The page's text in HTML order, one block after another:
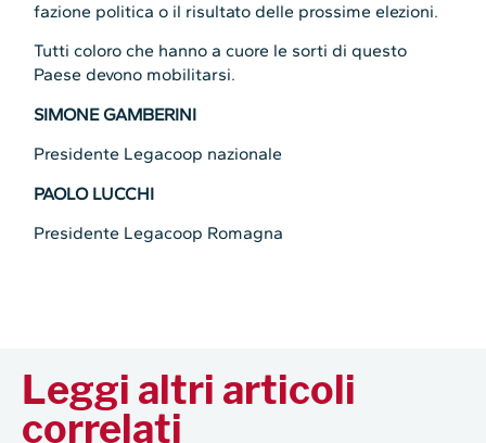
fazione politica o il risultato delle prossime elezioni.
Tutti coloro che hanno a cuore le sorti di questo
Paese devono mobilitarsi.
SIMONE GAMBERINI
Presidente Legacoop nazionale
PAOLO LUCCHI
Presidente Legacoop Romagna
Leggi altri articoli
correlati